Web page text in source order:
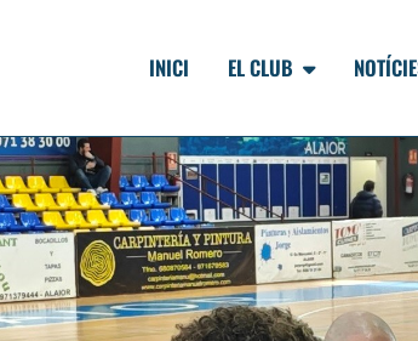
INICI EL CLUB